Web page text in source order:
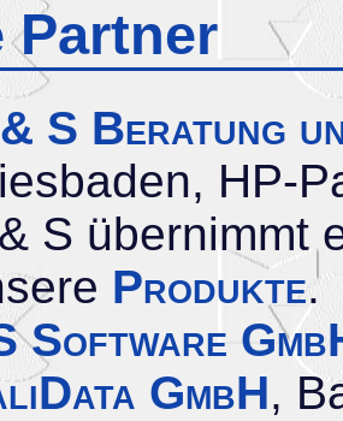
Partner
S Beratung
HP-
S übernimmt
Produkte.
Software
GmbH,